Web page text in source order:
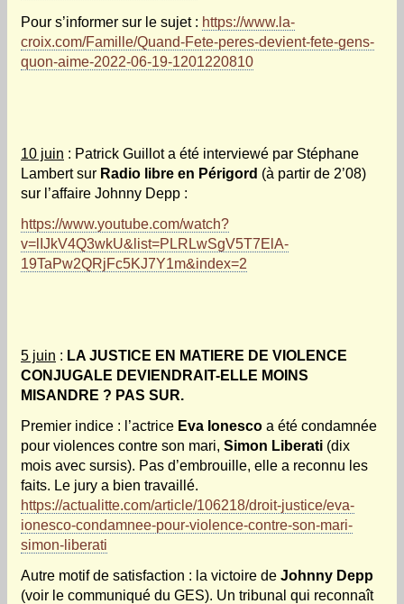
Pour s’informer sur le sujet : https://www.la-
croix.com/Famille/Quand-Fete-peres-devient-fete-gens-
quon-aime-2022-06-19-1201220810
10 juin : Patrick Guillot a été interviewé par Stéphane
Lambert sur Radio libre en Périgord (à partir de 2’08)
sur l’affaire Johnny Depp :
https://www.youtube.com/watch?
v=lIJkV4Q3wkU&list=PLRLwSgV5T7ElA-
19TaPw2QRjFc5KJ7Y1m&index=2
5 juin : LA JUSTICE EN MATIERE DE VIOLENCE
CONJUGALE DEVIENDRAIT-ELLE MOINS
MISANDRE ? PAS SUR.
Premier indice : l’actrice Eva Ionesco a été condamnée
pour violences contre son mari, Simon Liberati (dix
mois avec sursis). Pas d’embrouille, elle a reconnu les
faits. Le jury a bien travaillé.
https://actualitte.com/article/106218/droit-justice/eva-
ionesco-condamnee-pour-violence-contre-son-mari-
simon-liberati
Autre motif de satisfaction : la victoire de Johnny Depp
(voir le communiqué du GES). Un tribunal qui reconnaît